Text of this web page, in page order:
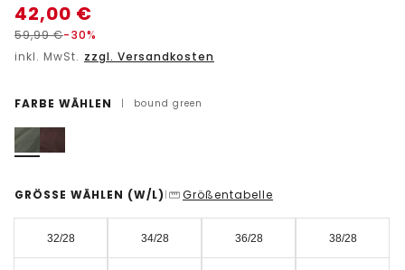
42,00 €
59,99€-30%
inkl. MwSt. zzgl. Versandkosten
FARBE WÄHLEN | bound green
GRÖSSE WÄHLEN (W/L) | Größentabelle
32/28 34/28 36/28 38/28